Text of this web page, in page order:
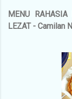
MENU
LEZAT - Camilan